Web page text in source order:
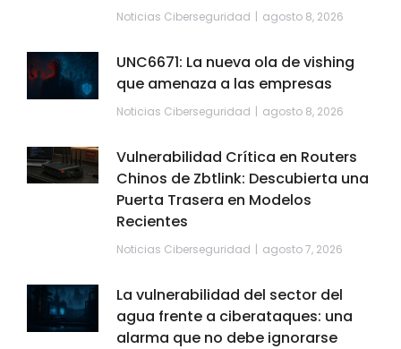
Noticias Ciberseguridad agosto 8, 2026
UNC6671: La nueva ola de vishing
que amenaza a las empresas
Noticias Ciberseguridad agosto 8, 2026
Vulnerabilidad Crítica en Routers
Chinos de Zbtlink: Descubierta una
Puerta Trasera en Modelos
Recientes
Noticias Ciberseguridad agosto 7, 2026
La vulnerabilidad del sector del
agua frente a ciberataques: una
alarma que no debe ignorarse